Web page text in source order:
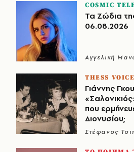
COSMIC
Τα Ζώδια
06.08.2026
Αγγελική
THESS VOICE
Γιάννης
που
Διονυσίου;
Στέφανος